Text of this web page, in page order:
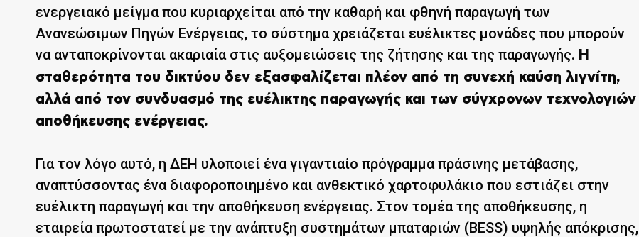
ενεργειακό μείγμα που κυριαρχείται από την καθαρή και φθηνή παραγωγή των
Ανανεώσιμων Πηγών Ενέργειας, το σύστημα χρειάζεται ευέλικτες μονάδες που μπορούν
να ανταποκρίνονται ακαριαία στις αυξομειώσεις της ζήτησης και της παραγωγής. Η
σταθερότητα του δικτύου δεν εξασφαλίζεται πλέον από τη συνεχή καύση λιγνίτη,
αλλά από τον συνδυασμό της ευέλικτης παραγωγής και των σύγχρονων τεχνολογιών
αποθήκευσης ενέργειας.
Για τον λόγο αυτό, η ΔΕΗ υλοποιεί ένα γιγαντιαίο πρόγραμμα πράσινης μετάβασης,
αναπτύσσοντας ένα διαφοροποιημένο και ανθεκτικό χαρτοφυλάκιο που εστιάζει στην
ευέλικτη παραγωγή και την αποθήκευση ενέργειας. Στον τομέα της αποθήκευσης, η
εταιρεία πρωτοστατεί με την ανάπτυξη συστημάτων μπαταριών (BESS) υψηλής απόκρισης,